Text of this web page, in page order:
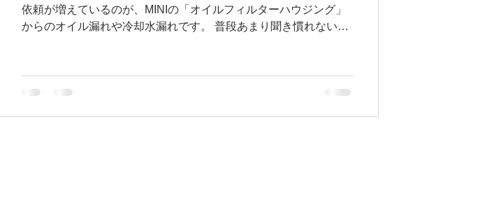
依頼が増えているのが、MINIの「オイルフィルターハウジング」
からのオイル漏れや冷却水漏れです。 普段あまり聞き慣れない部
イルフィルターハウジングとは、エンジンオイルをろ過するオイ
ルフィルターが取り付けられている部分です。 この部分にはエン